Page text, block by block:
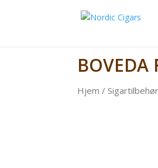
BOVEDA
Hjem / Sigartilbehør